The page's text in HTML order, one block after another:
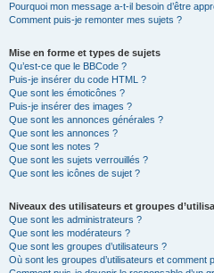
Pourquoi mon message a-t-il besoin d’être
Comment puis-je remonter mes sujets ?
Mise en forme et types de sujets
Qu’est-ce que le BBCode ?
Puis-je insérer du code HTML ?
Que sont les émoticônes ?
Puis-je insérer des images ?
Que sont les annonces générales ?
Que sont les annonces ?
Que sont les notes ?
Que sont les sujets verrouillés ?
Que sont les icônes de sujet ?
Niveaux des utilisateurs et groupes
Que sont les administrateurs ?
Que sont les modérateurs ?
Que sont les groupes d’utilisateurs ?
Où sont les groupes d’utilisateurs et comment